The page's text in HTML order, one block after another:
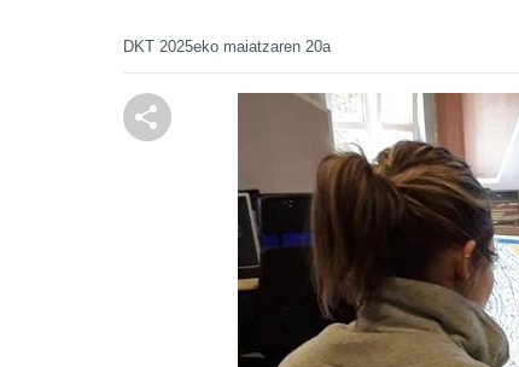
DKT 2025eko maiatzaren 20a